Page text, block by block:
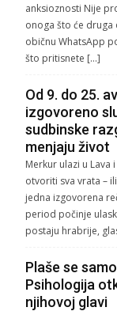
anksioznosti Nije
onoga što će
običnu WhatsApp
što pritisnete […]
Od 9. do 25.
izgovoreno
sudbinske
menjaju život
Merkur ulazi u Lava
otvoriti sva vrata –
jedna izgovorena
period počinje
postaju hrabrije,
Plaše se
Psihologija
njihovoj glavi